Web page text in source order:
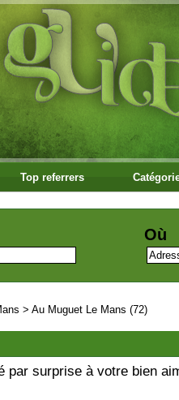
Top referrers
Où
> Au Muguet Le Mans (72)
par surprise à votre bien